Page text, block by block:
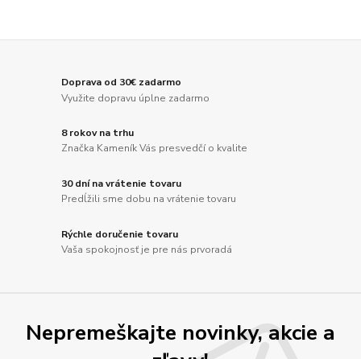
Doprava od 30€ zadarmo
Využite dopravu úplne zadarmo
8 rokov na trhu
Značka Kameník Vás presvedčí o kvalite
30 dní na vrátenie tovaru
Predĺžili sme dobu na vrátenie tovaru
Rýchle doručenie tovaru
Vaša spokojnosť je pre nás prvoradá
Nepremeškajte novinky, akcie a